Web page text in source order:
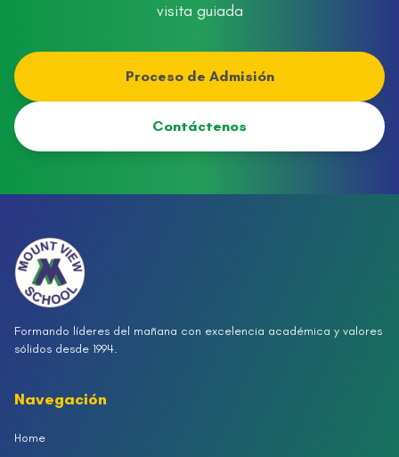
visita guiada
Proceso de Admisión
Contáctenos
Formando líderes del mañana con excelencia académica y valores
sólidos desde 1994.
Navegación
Home